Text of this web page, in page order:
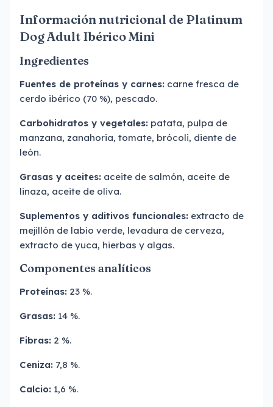
Información nutricional de Platinum
Dog Adult Ibérico Mini
Ingredientes
Fuentes de proteínas y carnes: carne fresca de
cerdo ibérico (70 %), pescado.
Carbohidratos y vegetales: patata, pulpa de
manzana, zanahoria, tomate, brócoli, diente de
león.
Grasas y aceites: aceite de salmón, aceite de
linaza, aceite de oliva.
Suplementos y aditivos funcionales: extracto de
mejillón de labio verde, levadura de cerveza,
extracto de yuca, hierbas y algas.
Componentes analíticos
Proteínas: 23 %.
Grasas: 14 %.
Fibras: 2 %.
Ceniza: 7,8 %.
Calcio: 1,6 %.